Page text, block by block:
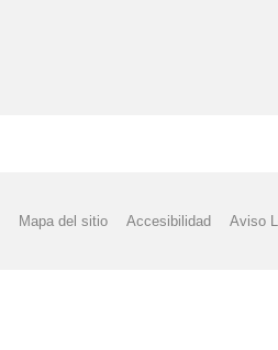
Mapa del sitio Accesibilidad Aviso